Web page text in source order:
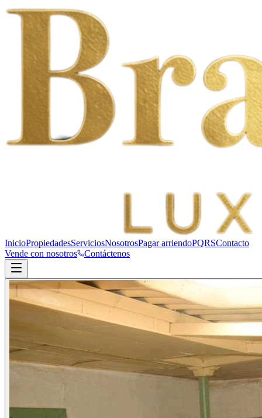
InicioPropiedadesServiciosNosotrosPagar arriendoPQRSContacto
Vende con nosotros
Contáctenos